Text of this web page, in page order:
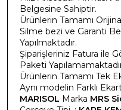
Belgesine Sahiptir.
Ürünlerin Tamamı
Silme bezi ve Garanti
Yapılmaktadır.
Şiparişleriniz Fatura ile
Paketi
Ürünlerin Tamamı Tek
Aynı modelin Farklı
MARISOL Marka MRS